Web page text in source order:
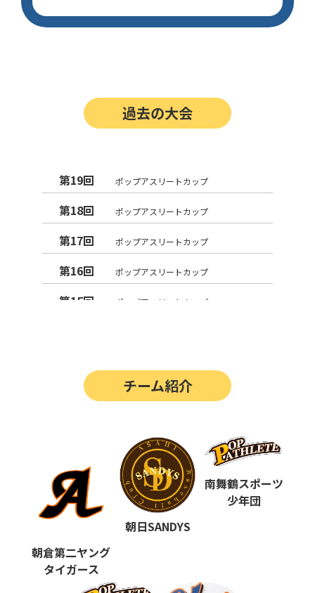
過去の大会
第19回 ポップアスリートカップ
第18回 ポップアスリートカップ
第17回 ポップアスリートカップ
第16回 ポップアスリートカップ
第15回 ポップアスリートカップ
第12回 決勝戦の動画はこちらから
ポップアスリートカップ
第10回 ポップアスリートカップ
第9回 ポップアスリートカップ
第7回
チーム紹介
朝倉第二ヤング
タイガース
朝日SANDYS
南舞鶴スポーツ
少年団